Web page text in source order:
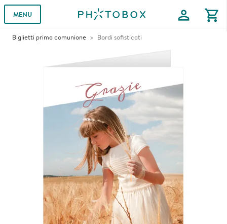
MENU profile shopping_cart
Biglietti prima comunione Bordi sofisticati